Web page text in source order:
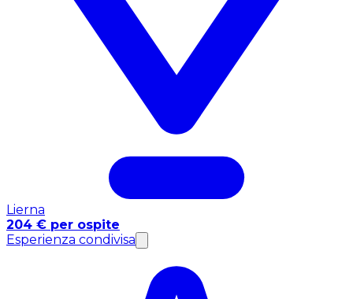
Lierna
204 € per ospite
Esperienza condivisa